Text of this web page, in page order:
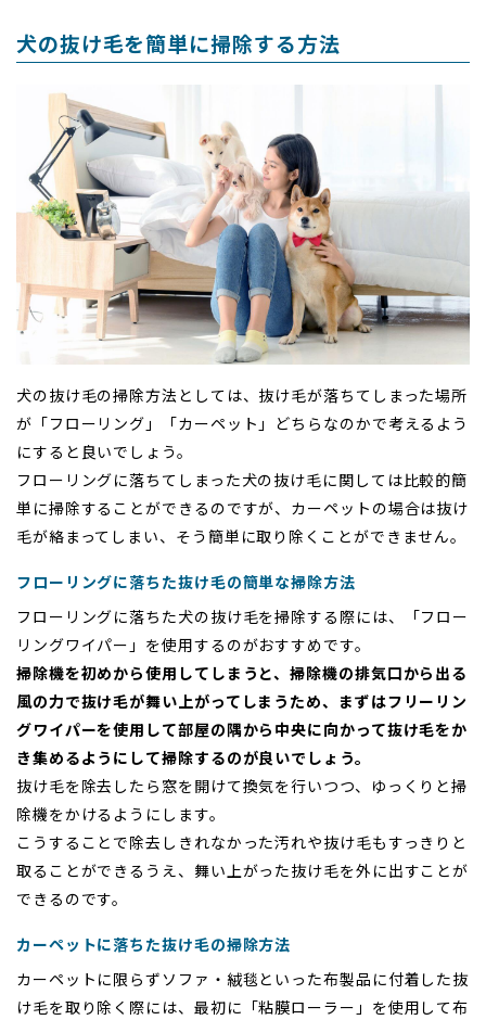
犬の抜け毛を簡単に掃除する方法
犬の抜け毛の掃除方法としては、抜け毛が落ちてしまった場所
が「フローリング」「カーペット」どちらなのかで考えるよう
にすると良いでしょう。
フローリングに落ちてしまった犬の抜け毛に関しては比較的簡
単に掃除することができるのですが、カーペットの場合は抜け
毛が絡まってしまい、そう簡単に取り除くことができません。
フローリングに落ちた抜け毛の簡単な掃除方法
フローリングに落ちた犬の抜け毛を掃除する際には、「フロー
リングワイパー」を使用するのがおすすめです。
掃除機を初めから使用してしまうと、掃除機の排気口から出る
風の力で抜け毛が舞い上がってしまうため、まずはフリーリン
グワイパーを使用して部屋の隅から中央に向かって抜け毛をか
き集めるようにして掃除するのが良いでしょう。
抜け毛を除去したら窓を開けて換気を行いつつ、ゆっくりと掃
除機をかけるようにします。
こうすることで除去しきれなかった汚れや抜け毛もすっきりと
取ることができるうえ、舞い上がった抜け毛を外に出すことが
できるのです。
カーペットに落ちた抜け毛の掃除方法
カーペットに限らずソファ・絨毯といった布製品に付着した抜
け毛を取り除く際には、最初に「粘膜ローラー」を使用して布